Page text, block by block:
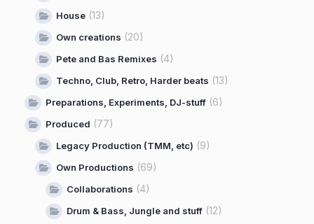
House (13)
Own creations (20)
Pete and Bas Remixes (4)
Techno, Club, Retro, Harder beats (13)
Preparations, Experiments, DJ-stuff (6)
Produced (77)
Legacy Production (TMM, etc) (9)
Own Productions (69)
Collaborations (4)
Drum & Bass, Jungle and stuff (12)